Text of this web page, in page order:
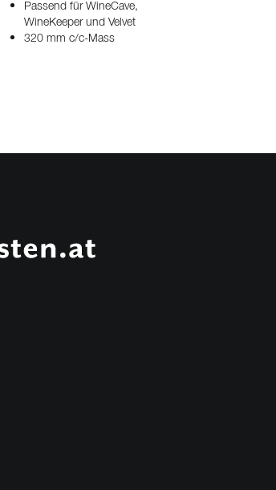
Passend für WineCave,
WineKeeper und Velvet
320 mm c/c-Mass